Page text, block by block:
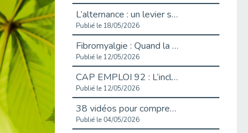
L’alternance : un levier stratégique pour recruter et inclure durablement
Publié le 18/05/2026
Fibromyalgie : Quand la douleur invisible s’invite au bureau
Publié le 12/05/2026
CAP EMPLOI 92 : L’inclusion portée à son sommet, bien au-delà des quotas
Publié le 12/05/2026
38 vidéos pour comprendre et agir durablement
Publié le 04/05/2026